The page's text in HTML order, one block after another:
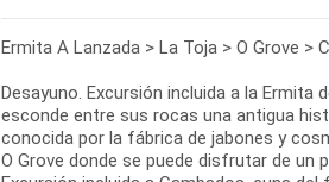
Ermita A Lanzada > La Toja > O Grove >
Desayuno. Excursión incluida a la
esconde entre sus rocas una antigua
conocida por la fábrica de jabones y
O Grove donde se puede disfrutar de un